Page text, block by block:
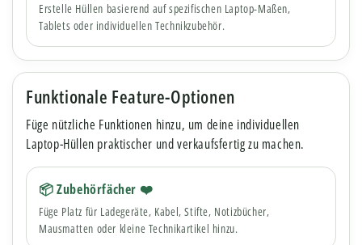
Erstelle Hüllen basierend auf spezifischen Laptop-Maßen,
Tablets oder individuellen Technikzubehör.
Funktionale Feature-Optionen
Füge nützliche Funktionen hinzu, um deine individuellen
Laptop-Hüllen praktischer und verkaufsfertig zu machen.
📦 Zubehörfächer ❤️
Füge Platz für Ladegeräte, Kabel, Stifte, Notizbücher,
Mausmatten oder kleine Technikartikel hinzu.